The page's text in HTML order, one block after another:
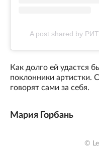
A post shared by
Как долго ей удастся
поклонники артистки.
говорят сами за себя.
Мария Горбань
©